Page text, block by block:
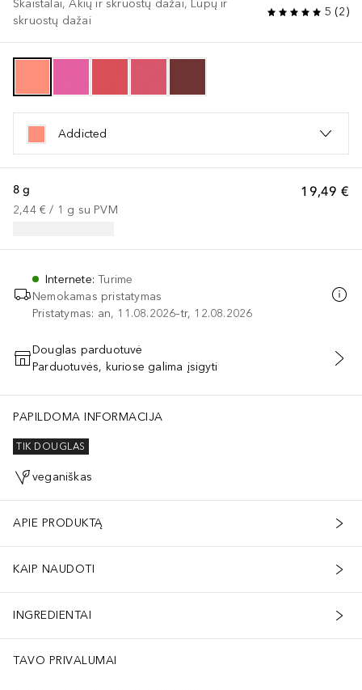
Skaistalai, Akių ir skruostų dažai, Lūpų ir
skruostų dažai
5 (2)
Addicted
19,49 €
8 g
2,44 € / 1 g su PVM
Internete:Turime
Nemokamas pristatymas
Pristatymas: an, 11.08.2026–tr, 12.08.2026
PRIDĖTI Į KREPŠELĮ
Douglas parduotuvė
Parduotuvės, kuriose galima įsigyti
PAPILDOMA INFORMACIJA
TIK DOUGLAS
veganiškas
APIE PRODUKTĄ
KAIP NAUDOTI
INGREDIENTAI
TAVO PRIVALUMAI